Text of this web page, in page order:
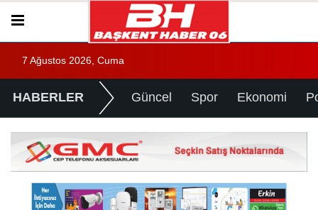
7 Ağustos 2026, Cuma
HABERLER Güncel Spor Ekonomi